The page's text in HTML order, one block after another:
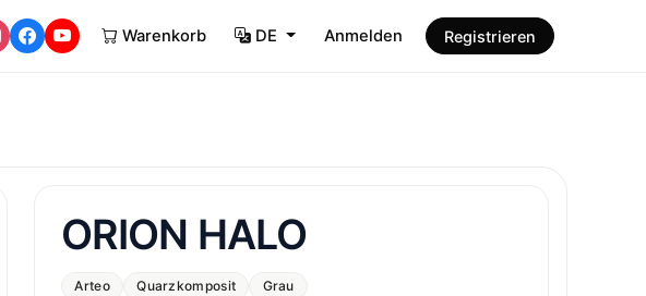
Warenkorb DE Anmelden Registrieren
ORION HALO
Arteo Quarzkomposit Grau